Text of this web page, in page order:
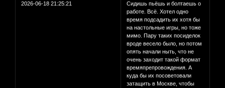
2026-06-18 21:25:21
Сидишь пьёшь и болтаешь о
работе. Всё. Хотел одно
время подсадить их хотя бы
на настольные игры, но тоже
мимо. Пару таких посиделок
вроде весело было, но потом
опять начали ныть, что не
очень заходит такой формат
времяпрепровождения. А
куда бы их посоветовали
затащить в Москве, чтобы